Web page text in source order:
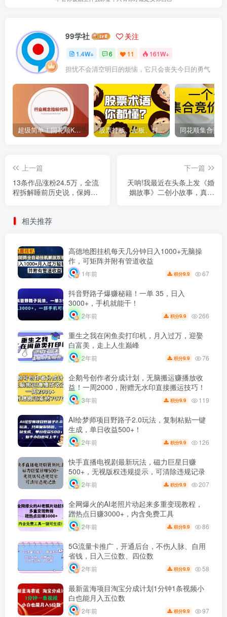
99学社 关注
1.4W+ 6 11 161W+
担忧不会清空明日的烦恼，它只会丧失今日的勇气
超级简单！同花顺K线界面显示行业概念指标代码图解 股票打板、上板、封板、翘板、炸板是什么意思？炒股你必须懂的暗语！
上一篇
13条作品涨粉24.5万，全流
程拆解睡前历史说，保姆级
下一篇
天呐!我最近在头条上发《婚
姻故事》二创小故事，真的
相关推荐
高德地图挂机每天几分钟日入1000+无脑操
作，可矩阵并附有管道收益
1年前 积分9.9 67
抖音野路子爆赚秘籍！一单 35，日入
3000+，手机就能干！
2年前 积分9.9 266
重生之我在闲鱼卖打印机，月入过万，迎娶
白富美，走上人生巅峰
2年前 积分9.9 76
企鹅号创作者分成计划，无脑搬运赚播放收
益！一周2000，附赠无水印直接搬运技巧！
3年前 积分9.9 119
AI绘梦师项目野路子2.0玩法，复制粘贴一键
生成，单日收益500+！
2年前 积分9.9 126
快手直播电视剧最新玩法，磁力巨星日赚
500+，无视版权违规提示，可清除违规记录
2年前 积分9.9 207
全网爆火的AI老照片动起来多重变现教程，
蹭热点日赚3000+，内含免费工具
2年前 积分9.9 86
5G流量卡推广，开通后台，不伤人脉、自用
省钱，日入三位数、四位数
2年前 积分9.9 58
最新蓝海项目淘宝分成计划1分钟1条视频小
白也能月入五位数
2年前 积分9.9 97